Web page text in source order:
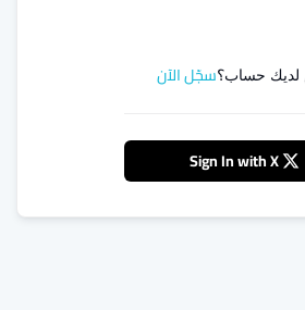
لديك حساب؟سجّل الآن
Sign In with X